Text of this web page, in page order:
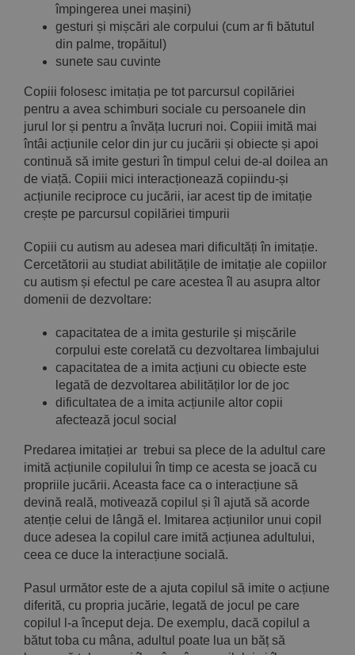
împingerea unei mașini)
gesturi și mișcări ale corpului (cum ar fi bătutul
din palme, tropăitul)
sunete sau cuvinte
Copiii folosesc imitația pe tot parcursul copilăriei
pentru a avea schimburi sociale cu persoanele din
jurul lor și pentru a învăța lucruri noi. Copiii imită mai
întâi acțiunile celor din jur cu jucării și obiecte și apoi
continuă să imite gesturi în timpul celui de-al doilea an
de viață. Copiii mici interacționează copiindu-și
acțiunile reciproce cu jucării, iar acest tip de imitație
crește pe parcursul copilăriei timpurii
Copiii cu autism au adesea mari dificultăți în imitație.
Cercetătorii au studiat abilitățile de imitație ale copiilor
cu autism și efectul pe care acestea îl au asupra altor
domenii de dezvoltare:
capacitatea de a imita gesturile și mișcările
corpului este corelată cu dezvoltarea limbajului
capacitatea de a imita acțiuni cu obiecte este
legată de dezvoltarea abilităților lor de joc
dificultatea de a imita acțiunile altor copii
afectează jocul social
Predarea imitației ar trebui sa plece de la adultul care
imită acțiunile copilului în timp ce acesta se joacă cu
propriile jucării. Aceasta face ca o interacțiune să
devină reală, motivează copilul și îl ajută să acorde
atenție celui de lângă el. Imitarea acțiunilor unui copil
duce adesea la copilul care imită acțiunea adultului,
ceea ce duce la interacțiune socială.
Pasul următor este de a ajuta copilul să imite o acțiune
diferită, cu propria jucărie, legată de jocul pe care
copilul l-a început deja. De exemplu, dacă copilul a
bătut toba cu mâna, adultul poate lua un băț să